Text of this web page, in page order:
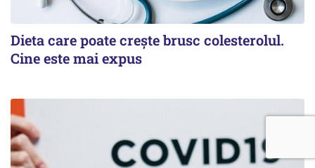
Dieta care poate crește brusc colesterolul.
Cine este mai expus